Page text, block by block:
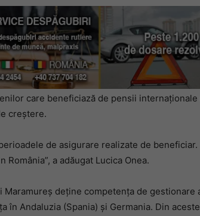
care beneficiază de pensii
creștere.
de asigurare realizate de beneficiar.
a adăugat Lucica Onea.
Maramureș deține competența de gestionare
în Andaluzia (Spania) și Germania. Din